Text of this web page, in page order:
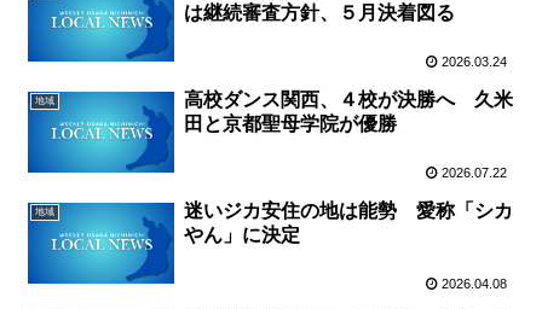
は継続審査方針、５月決着図る
2026.03.24
地域
高校ダンス関西、４校が決勝へ 久米
田と京都聖母学院が優勝
2026.07.22
地域
迷いジカ安住の地は能勢 愛称「シカ
やん」に決定
2026.04.08